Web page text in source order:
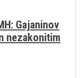
Gajaninov
nezakonitim